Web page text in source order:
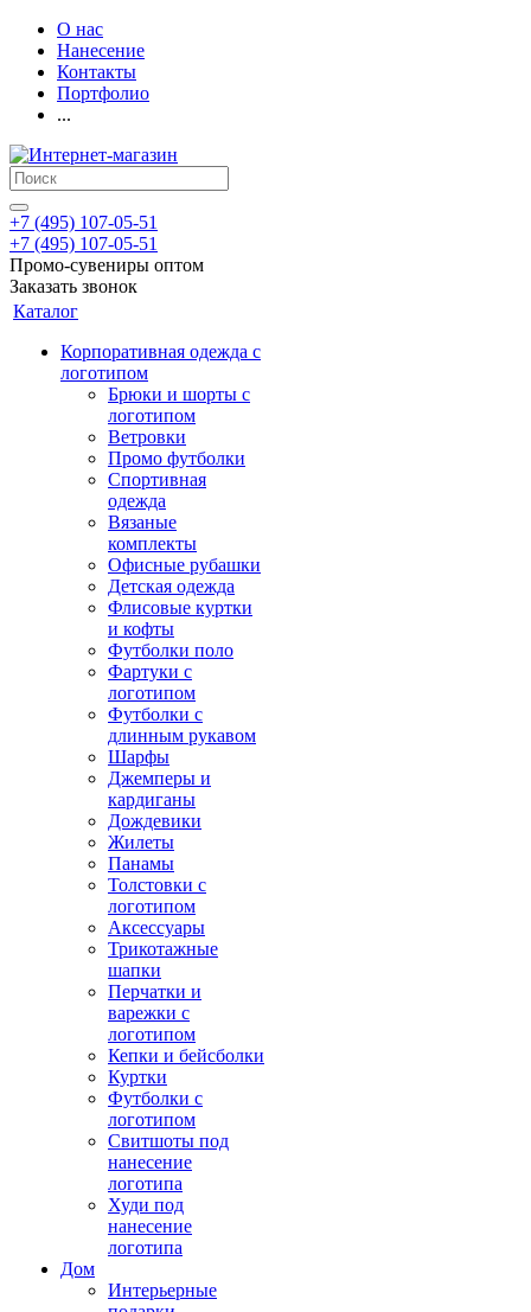
О нас
Нанесение
Контакты
Портфолио
...
+7 (495) 107-05-51
+7 (495) 107-05-51
Промо-сувениры оптом
Заказать звонок
Каталог
Корпоративная одежда с
логотипом
Брюки и шорты с
логотипом
Ветровки
Промо футболки
Спортивная
одежда
Вязаные
комплекты
Офисные рубашки
Детская одежда
Флисовые куртки
и кофты
Футболки поло
Фартуки с
логотипом
Футболки с
длинным рукавом
Шарфы
Джемперы и
кардиганы
Дождевики
Жилеты
Панамы
Толстовки с
логотипом
Аксессуары
Трикотажные
шапки
Перчатки и
варежки с
логотипом
Кепки и бейсболки
Куртки
Футболки с
логотипом
Свитшоты под
нанесение
логотипа
Худи под
нанесение
логотипа
Дом
Интерьерные